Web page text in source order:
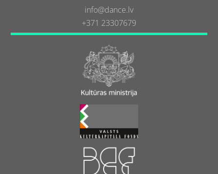
info@dance.lv
+371 23307679